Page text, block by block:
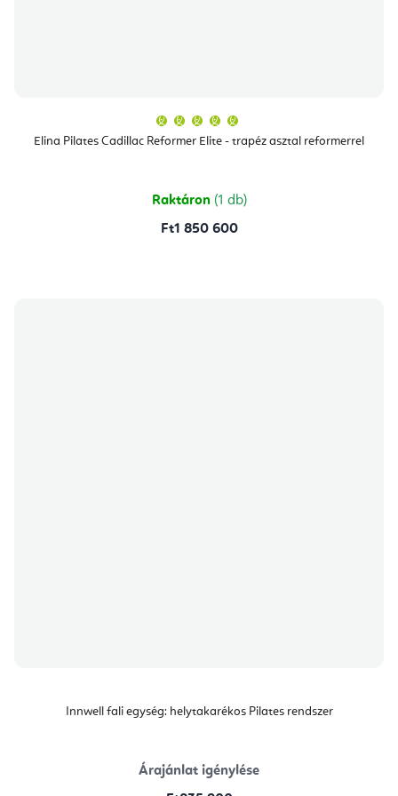
Elina Pilates Cadillac Reformer Elite - trapéz asztal reformerrel
átlagos
értékelése
csillag.
Raktáron (1 db)
Ft1 850 600
Innwell fali egység: helytakarékos Pilates rendszer
Árajánlat igénylése